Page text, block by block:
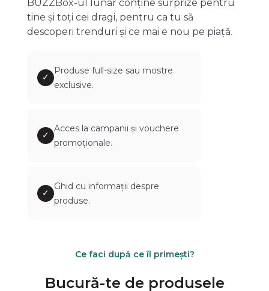
BUZZBox-ul lunar conține surprize pentru
tine și toți cei dragi, pentru ca tu să
descoperi trenduri și ce mai e nou pe piață.
✓
Produse full-size sau mostre
exclusive.
✓
Acces la campanii și vouchere
promoționale.
✓
Ghid cu informații despre
produse.
Ce faci după ce îl primești?
Bucură-te de produsele